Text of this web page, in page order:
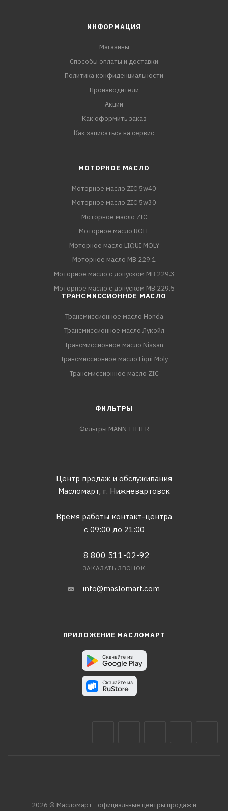
ИНФОРМАЦИЯ
Магазины
Способы оплаты и доставки
Политика конфиденциальности
Производители
Акции
Как оформить заказ
Как записаться на сервис
МОТОРНОЕ МАСЛО
Моторное масло ZIC 5w40
Моторное масло ZIC 5w30
Моторное масло ZIC
Моторное масло ROLF
Моторное масло LIQUI MOLY
Моторное масло MB 229.1
Моторное масло с допуском MB 229.3
Моторное масло с допуском MB 229.5
ТРАНСМИССИОННОЕ МАСЛО
Трансмиссионное масло Honda
Трансмиссионное масло Лукойл
Трансмиссионное масло Nissan
Трансмиссионное масло Liqui Moly
Трансмиссионное масло ZIC
ФИЛЬТРЫ
Фильтры MANN-FILTER
Центр продаж и обслуживания
Масломарт, г. Нижневартовск
Время работы контакт-центра
с 09:00 до 21:00
8 800 511-02-92
ЗАКАЗАТЬ ЗВОНОК
info@maslomart.com
ПРИЛОЖЕНИЕ МАСЛОМАРТ
2026 © Масломарт - официальные центры продаж и